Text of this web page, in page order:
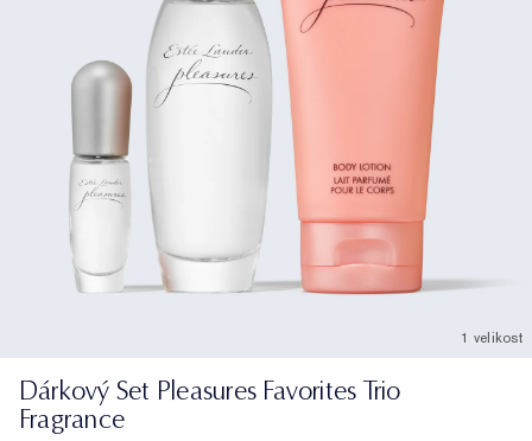
1 velikost
Dárkový Set Pleasures Favorites Trio
Fragrance